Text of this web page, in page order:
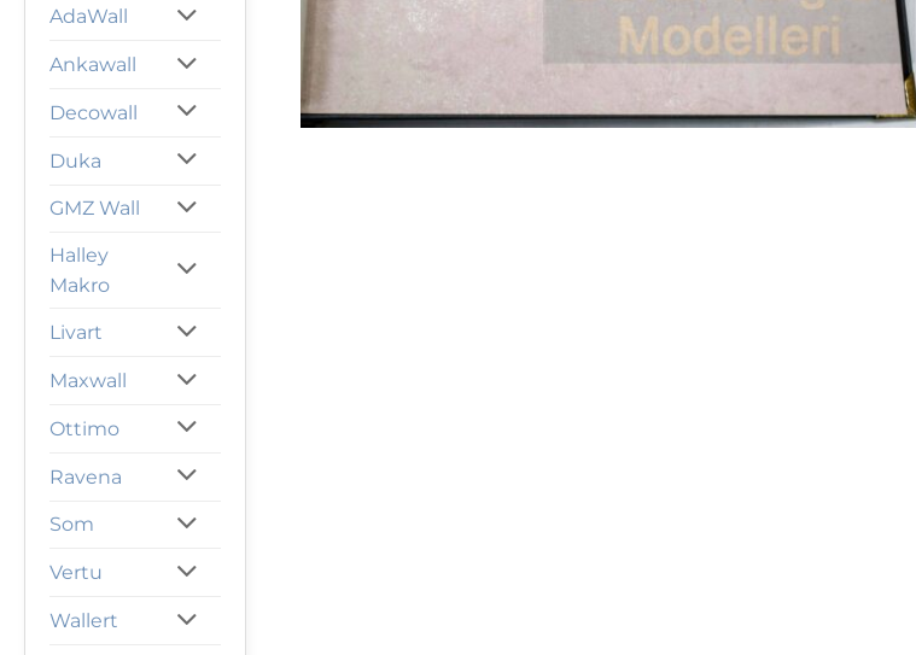
AdaWall
Ankawall
Decowall
Duka
GMZ Wall
Halley
Makro
Livart
Maxwall
Ottimo
Ravena
Som
Vertu
Wallert